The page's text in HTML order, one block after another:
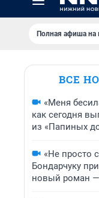
Полная афиша
ВСЕ
«Меня
как сегодня
из «Папиных
«Не просто
Бондарчуку
новый роман